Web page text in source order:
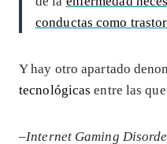
conductas como
Y hay otro apartado
tecnológicas entre las
–Internet Gaming